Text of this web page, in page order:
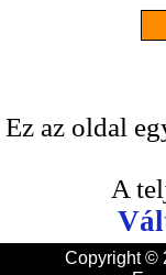
Ez az oldal
A
Copyright ©